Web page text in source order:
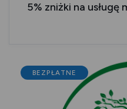
5% zniżki na usługę
BEZPŁATNE